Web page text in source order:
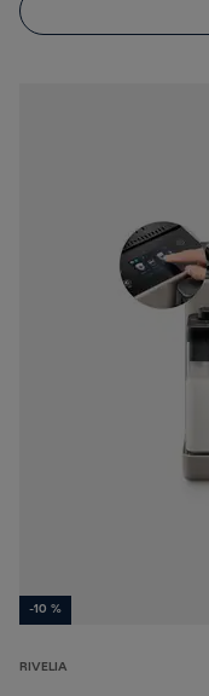
-10 %
RIVELIA